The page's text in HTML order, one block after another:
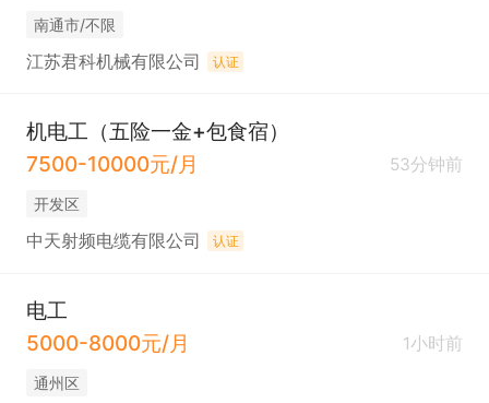
南通市/不限
江苏君科机械有限公司 认证
机电工（五险一金+包食宿）
7500-10000元/月
53分钟前
开发区
中天射频电缆有限公司 认证
电工
5000-8000元/月
1小时前
通州区